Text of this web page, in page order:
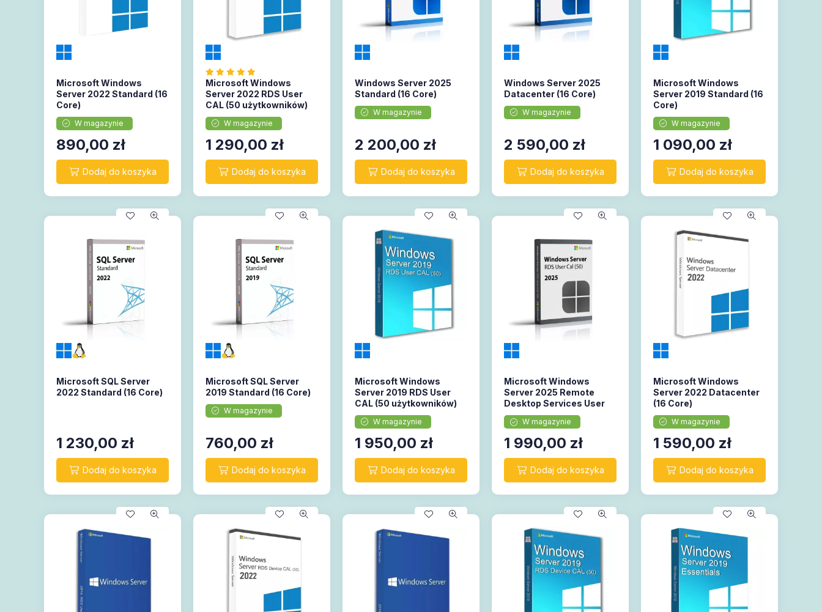
Microsoft Windows
Server 2022 Standard (16
Core)
W magazynie
890,00 zł
Microsoft Windows
Server 2022 RDS User
CAL (50 użytkowników)
W magazynie
1 290,00 zł
Windows Server 2025
Standard (16 Core)
W magazynie
2 200,00 zł
Windows Server 2025
Datacenter (16 Core)
W magazynie
2 590,00 zł
Microsoft Windows
Server 2019 Standard (16
Core)
W magazynie
1 090,00 zł
Microsoft SQL Server
2022 Standard (16 Core)
1 230,00 zł
Microsoft SQL Server
2019 Standard (16 Core)
W magazynie
760,00 zł
Microsoft Windows
Server 2019 RDS User
CAL (50 użytkowników)
W magazynie
1 950,00 zł
Microsoft Windows
Server 2025 Remote
Desktop Services User
CAL (50 użytkowników)
W magazynie
1 990,00 zł
Microsoft Windows
Server 2022 Datacenter
(16 Core)
W magazynie
1 590,00 zł